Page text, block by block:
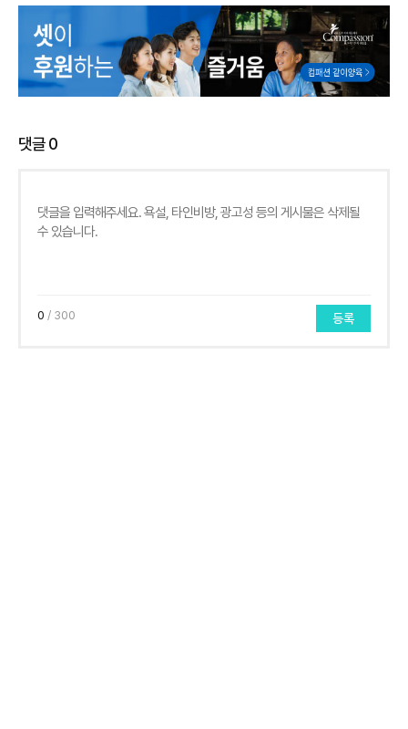
댓글0
0 / 300 등록